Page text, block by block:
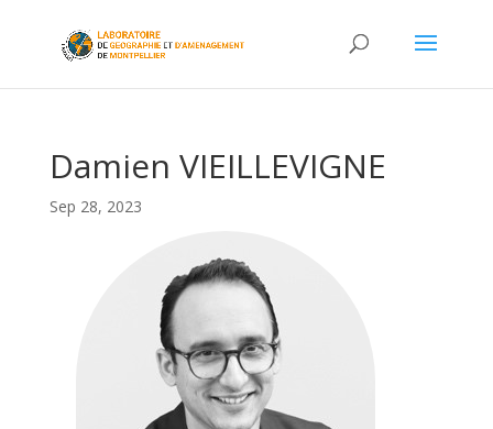
Damien VIEILLEVIGNE
Sep 28, 2023